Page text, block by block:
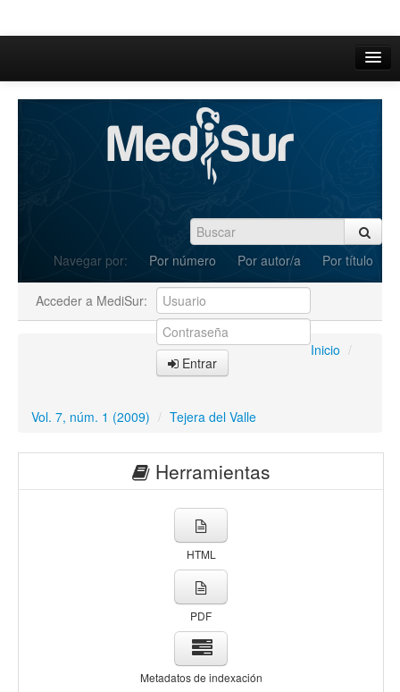
Inicio
Actual
Archivos
Navegar por: Por número Por autor/a Por título
Acceder a MediSur:
Entrar
Inicio /
Vol. 7, núm. 1 (2009) / Tejera del Valle
Herramientas
HTML
PDF
Metadatos de indexación